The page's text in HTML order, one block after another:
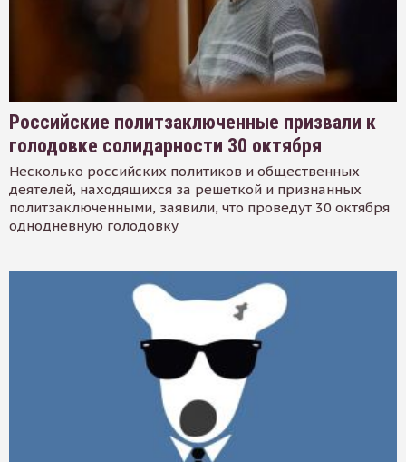
Российские политзаключенные призвали к
голодовке солидарности 30 октября
Несколько российских политиков и общественных
деятелей, находящихся за решеткой и признанных
политзаключенными, заявили, что проведут 30 октября
однодневную голодовку